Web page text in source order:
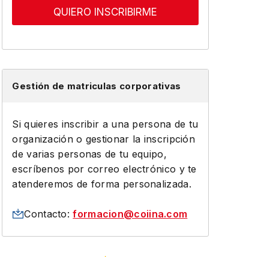
QUIERO INSCRIBIRME
Gestión de matriculas corporativas
Si quieres inscribir a una persona de tu
organización o gestionar la inscripción
de varias personas de tu equipo,
escríbenos por correo electrónico y te
atenderemos de forma personalizada.
Contacto:formacion@coiina.com